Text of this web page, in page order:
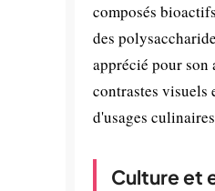
composés
des
apprécié pour
contrastes visuels
d'usages
Culture et